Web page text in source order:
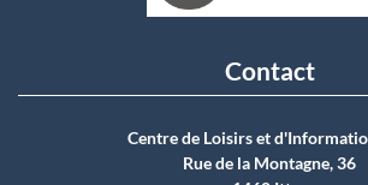
Contact
Centre de Loisirs et
Rue de la Montagne, 36